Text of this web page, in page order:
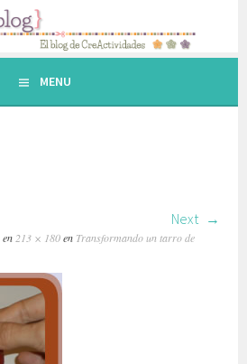
MENU
Next
en 213 × 180en Transformando un tarro de